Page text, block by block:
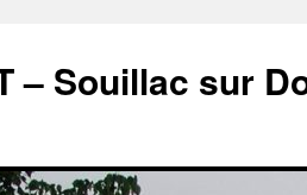
– Souillac sur